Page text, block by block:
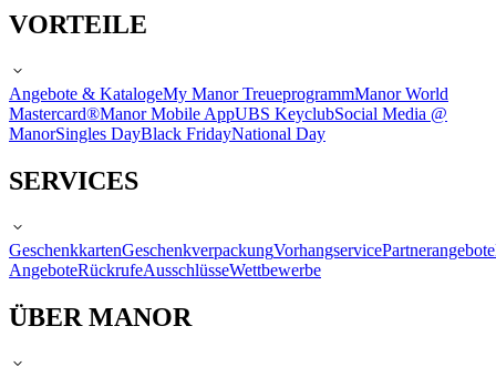
VORTEILE
Angebote & KatalogeMy Manor TreueprogrammManor World
Mastercard®Manor Mobile AppUBS KeyclubSocial Media @
ManorSingles DayBlack FridayNational Day
SERVICES
GeschenkkartenGeschenkverpackungVorhangservicePartnerangebote
AngeboteRückrufeAusschlüsseWettbewerbe
ÜBER MANOR